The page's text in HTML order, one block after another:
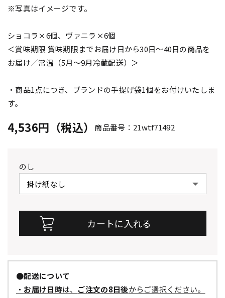
※写真はイメージです。
ショコラ×6個、ヴァニラ×6個
＜賞味期限 賞味期限までお届け日から30日～40日の商品を
お届け／常温（5月～9月冷蔵配送）＞
・商品1点につき、ブランドの手提げ袋1個をお付けいたしま
す。
4,536円（税込） 商品番号：21wtf71492
のし
●配送について
・ お届け日時は、 ご注文の8日後からご選択ください。